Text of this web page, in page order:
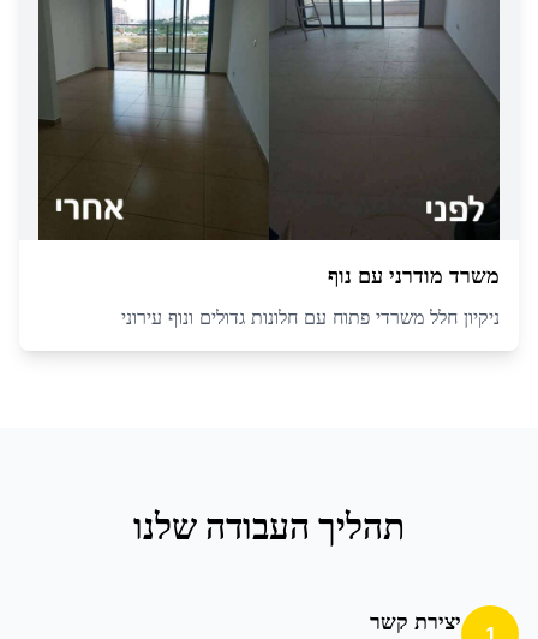
משרד מודרני עם נוף
ניקיון חלל משרדי פתוח עם חלונות גדולים ונוף עירוני
תהליך העבודה שלנו
1 יצירת קשר